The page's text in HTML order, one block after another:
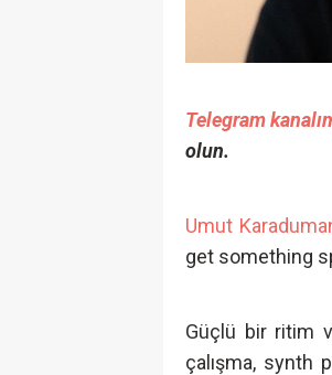
Telegram
olun.
Umut
get something
Güçlü bir ritim
çalışma, synth